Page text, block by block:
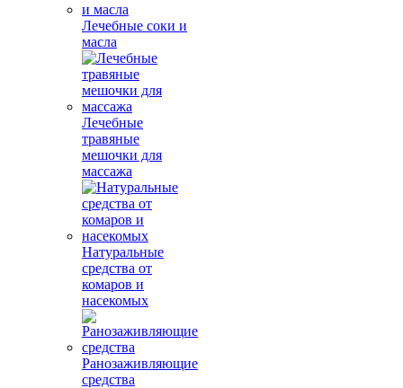
Лечебные соки и
масла
Лечебные
травяные
мешочки для
массажа
Натуральные
средства от
комаров и
насекомых
Ранозаживляющие
средства